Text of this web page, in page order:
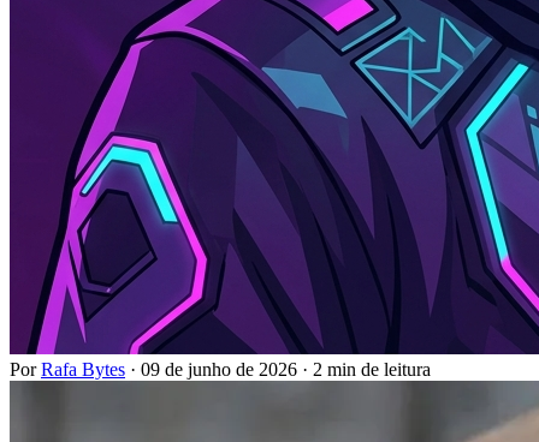
PorRafa Bytes · 09 de junho de 2026 · 2 min de leitura